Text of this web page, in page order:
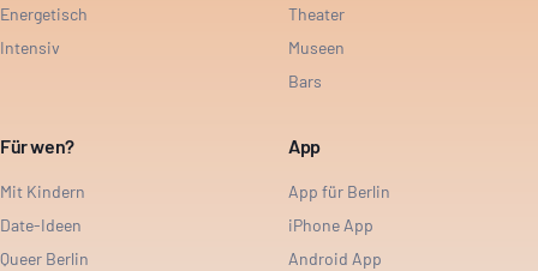
Energetisch
Intensiv
Theater
Museen
Bars
Für wen?
Mit Kindern
Date-Ideen
Queer Berlin
App
App für Berlin
iPhone App
Android App